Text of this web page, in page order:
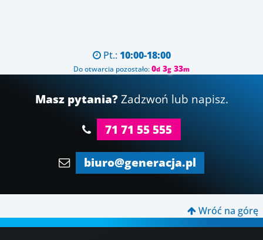
Pt.: 10:00-18:00
Do otwarcia pozostało:0d 3g 33m
Masz pytania?Zadzwoń lub napisz.
71 71 55 555
biuro@generacja.pl
 Wróć na górę